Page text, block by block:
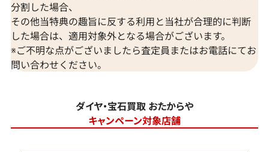
分割した場合、
その他当特典の趣旨に反する利用と当社が合理的に判断
した場合は、適用対象外となる場合がございます。
※ご不明な点がございましたら査定員またはお電話にてお
問い合わせください。
ダイヤ・宝石買取 おたからや
キャンペーン対象店舗